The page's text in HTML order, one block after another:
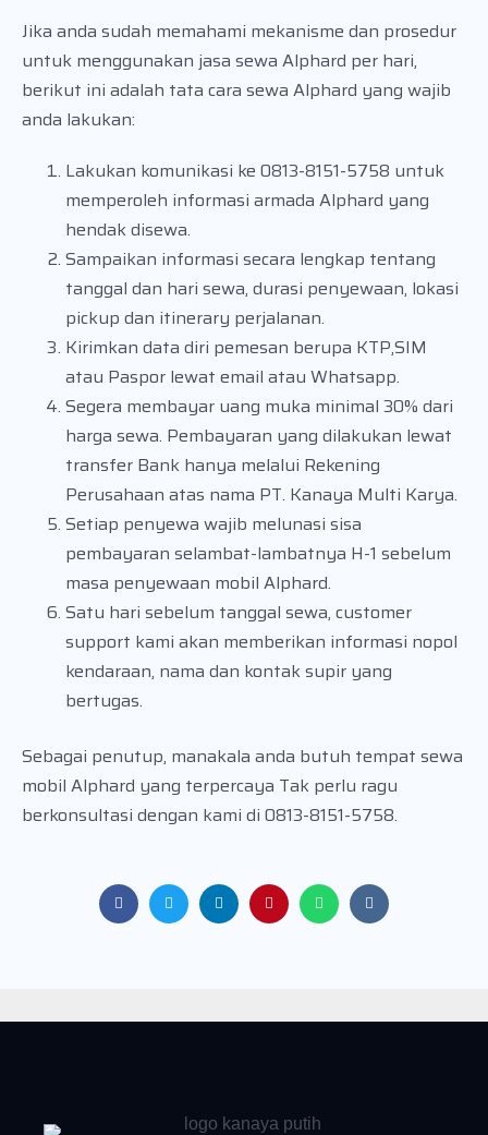
Jika anda sudah memahami mekanisme dan prosedur
untuk menggunakan jasa sewa Alphard per hari,
berikut ini adalah tata cara sewa Alphard yang wajib
anda lakukan:
Lakukan komunikasi ke 0813-8151-5758 untuk
memperoleh informasi armada Alphard yang
hendak disewa.
Sampaikan informasi secara lengkap tentang
tanggal dan hari sewa, durasi penyewaan, lokasi
pickup dan itinerary perjalanan.
Kirimkan data diri pemesan berupa KTP,SIM
atau Paspor lewat email atau Whatsapp.
Segera membayar uang muka minimal 30% dari
harga sewa. Pembayaran yang dilakukan lewat
transfer Bank hanya melalui Rekening
Perusahaan atas nama PT. Kanaya Multi Karya.
Setiap penyewa wajib melunasi sisa
pembayaran selambat-lambatnya H-1 sebelum
masa penyewaan mobil Alphard.
Satu hari sebelum tanggal sewa, customer
support kami akan memberikan informasi nopol
kendaraan, nama dan kontak supir yang
bertugas.
Sebagai penutup, manakala anda butuh tempat sewa
mobil Alphard yang terpercaya Tak perlu ragu
berkonsultasi dengan kami di 0813-8151-5758.